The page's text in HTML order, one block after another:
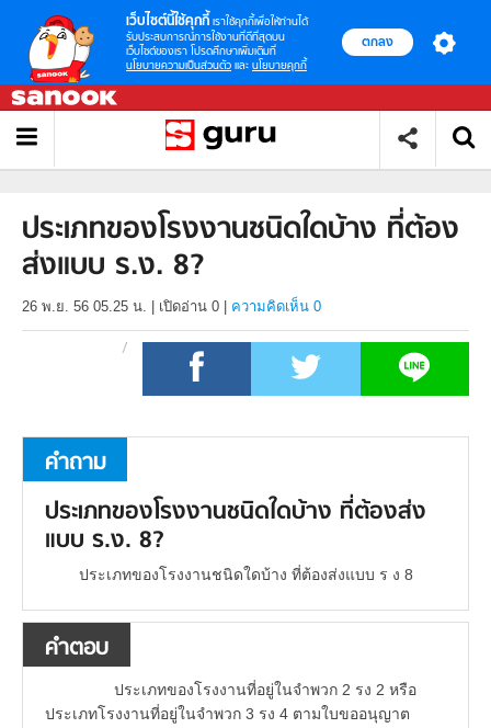
เว็บไซต์นี้ใช้คุกกี้ เราใช้คุกกี้เพื่อให้ท่านได้
รับประสบการณ์การใช้งานที่ดีที่สุดบน
เว็บไซต์ของเรา โปรดศึกษาเพิ่มเติมที่
นโยบายความเป็นส่วนตัว และ นโยบายคุกกี้
ตกลง
ประเภทของโรงงานชนิดใดบ้าง ที่ต้อง
ส่งแบบ ร.ง. 8?
26 พ.ย. 56 05.25 น. เปิดอ่าน 0 ความคิดเห็น 0
คำถาม
ประเภทของโรงงานชนิดใดบ้าง ที่ต้องส่ง
แบบ ร.ง. 8?
ประเภทของโรงงานชนิดใดบ้าง ที่ต้องส่งแบบ ร ง 8
คำตอบ
ประเภทของโรงงานที่อยู่ในจำพวก 2 รง 2 หรือ
ประเภทโรงงานที่อยู่ในจำพวก 3 รง 4 ตามใบขออนุญาต